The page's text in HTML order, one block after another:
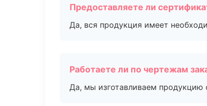
Предоставляете ли
Да, вся продукция имеет
Работаете ли по чертежам
Да, мы изготавливаем продукцию